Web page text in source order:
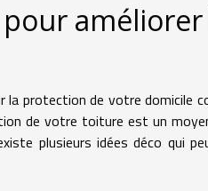
améliorer
la protection de votre domicile
de votre toiture est un
plusieurs idées déco qui